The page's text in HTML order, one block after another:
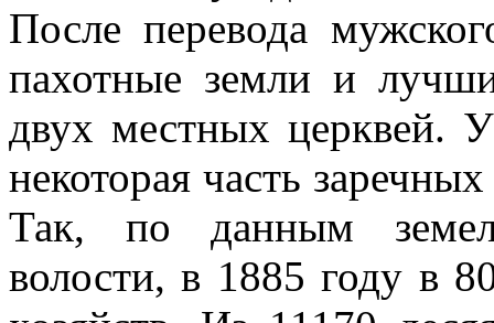
После перевода
пахотные земли и
двух местных церквей.
некоторая часть
Так, по данным
волости, в 1885 году в